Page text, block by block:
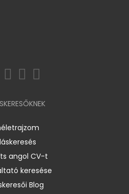
angol CV-t
keresése
Blog